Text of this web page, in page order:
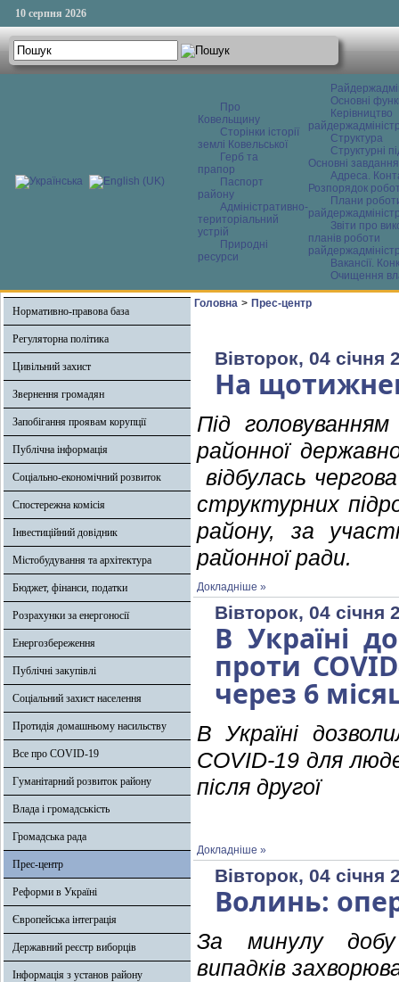
10 серпня 2026
Про
Ковельщину
Сторінки історії
землі Ковельської
Герб та
прапор
Паспорт
району
Адміністративно-
територіальний
устрій
Природні
ресурси
Основні
Керівництво
Структура
Структурні
Основні завдання
Адреса.
Розпорядок
Плани
Звіти про
планів роботи
Вакансії.
Очищення
Нормативно-правова база
Регуляторна політика
Цивільний захист
Звернення громадян
Запобігання проявам корупції
Публічна інформація
Соціально-економічний розвиток
Спостережна комісія
Інвестиційний довідник
Містобудування та архітектура
Бюджет, фінанси, податки
Розрахунки за енергоносії
Енергозбереження
Публічні закупівлі
Соціальний захист населення
Протидія домашньому насильству
Все про COVID-19
Гуманітарний розвиток району
Влада і громадськість
Громадська рада
Прес-центр
Реформи в Україні
Європейська інтеграція
Державний реєстр виборців
Інформація з установ району
Головна > Прес-центр
Вівторок, 04 січня
На
Під
районної
відбулась
структурних
району, за
районної ради.
Докладніше »
Вівторок, 04 січня
В Україні
проти
через 6
В Україні
COVID-19 для
після другої
Докладніше »
Вівторок, 04 січня
Волинь:
За минулу
випадків